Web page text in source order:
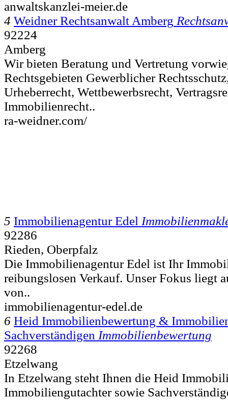
anwaltskanzlei-meier.de
4 Weidner Rechtsanwalt Amberg
92224
Amberg
Wir bieten Beratung und Vertretung
Rechtsgebieten Gewerblicher
Urheberrecht, Wettbewerbsrecht,
Immobilienrecht..
ra-weidner.com/
5 Immobilienagentur Edel
92286
Rieden, Oberpfalz
Die Immobilienagentur Edel ist Ihr
reibungslosen Verkauf. Unser Fokus liegt
von..
immobilienagentur-edel.de
6 Heid Immobilienbewertung &
Sachverständigen Immobilienbewertung
92268
Etzelwang
In Etzelwang steht Ihnen die Heid
Immobiliengutachter sowie